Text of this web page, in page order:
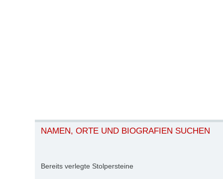
NAMEN, ORTE UND BIOGRAFIEN SUCHEN
Bereits verlegte Stolpersteine